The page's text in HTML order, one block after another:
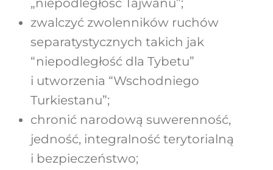
„niepodległość Tajwanu”;
zwalczyć zwolenników ruchów
separatystycznych takich jak
“niepodległość dla Tybetu”
i utworzenia “Wschodniego
Turkiestanu”;
chronić narodową suwerenność,
jedność, integralność terytorialną
i bezpieczeństwo;